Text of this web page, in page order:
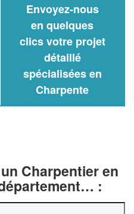
Envoyez-nous
en quelques
clics votre projet
détaillé
spécialisées en
Charpente
Charpentier en
: